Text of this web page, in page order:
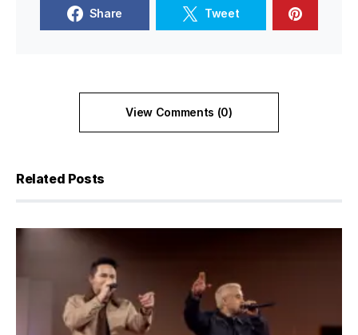
Share Tweet
View Comments (0)
Related Posts